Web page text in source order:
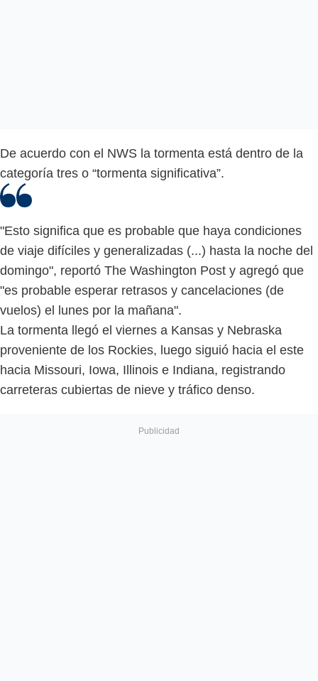
De acuerdo con el NWS la tormenta está dentro de la
categoría tres o “tormenta significativa”.
"Esto significa que es probable que haya condiciones
de viaje difíciles y generalizadas (...) hasta la noche del
domingo", reportó The Washington Post y agregó que
"es probable esperar retrasos y cancelaciones (de
vuelos) el lunes por la mañana".
La tormenta llegó el viernes a Kansas y Nebraska
proveniente de los Rockies, luego siguió hacia el este
hacia Missouri, Iowa, Illinois e Indiana, registrando
carreteras cubiertas de nieve y tráfico denso.